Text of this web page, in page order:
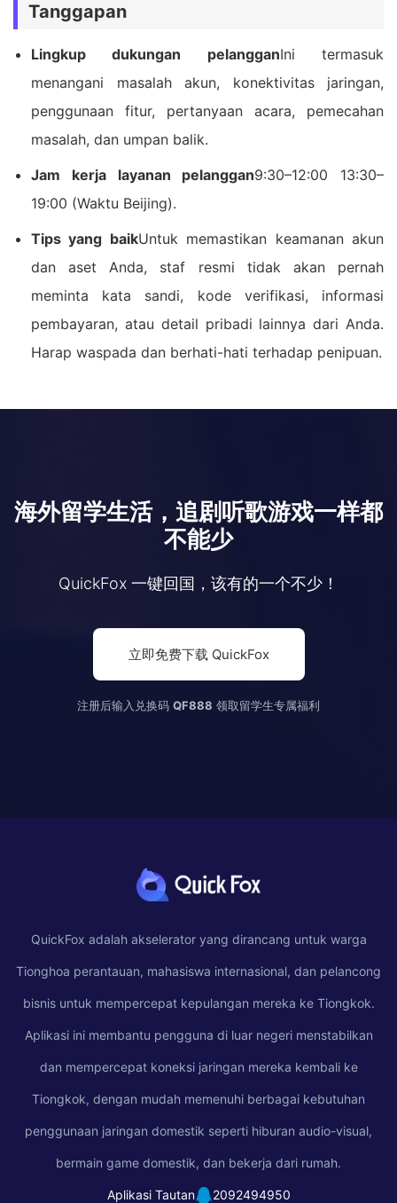
Tanggapan
Lingkup dukungan pelangganIni termasuk
menangani masalah akun, konektivitas jaringan,
penggunaan fitur, pertanyaan acara, pemecahan
masalah, dan umpan balik.
Jam kerja layanan pelanggan9:30–12:00 13:30–
19:00 (Waktu Beijing).
Tips yang baikUntuk memastikan keamanan akun
dan aset Anda, staf resmi tidak akan pernah
meminta kata sandi, kode verifikasi, informasi
pembayaran, atau detail pribadi lainnya dari Anda.
Harap waspada dan berhati-hati terhadap penipuan.
海外留学生活，追剧听歌游戏一样都
不能少
QuickFox 一键回国，该有的一个不少！
立即免费下载 QuickFox
注册后输入兑换码 QF888 领取留学生专属福利
QuickFox adalah akselerator yang dirancang untuk warga
Tionghoa perantauan, mahasiswa internasional, dan pelancong
bisnis untuk mempercepat kepulangan mereka ke Tiongkok.
Aplikasi ini membantu pengguna di luar negeri menstabilkan
dan mempercepat koneksi jaringan mereka kembali ke
Tiongkok, dengan mudah memenuhi berbagai kebutuhan
penggunaan jaringan domestik seperti hiburan audio-visual,
bermain game domestik, dan bekerja dari rumah.
Aplikasi Tautan 2092494950